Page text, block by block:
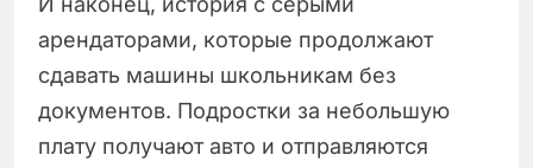
арендаторами, которые продолжают
сдавать машины школьникам без
документов. Подростки за небольшую
плату получают авто и отправляются